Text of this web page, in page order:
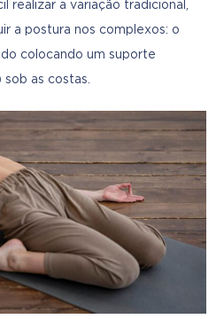
realizar a variação tradicional,
a postura nos complexos: o
colocando um suporte
as costas.